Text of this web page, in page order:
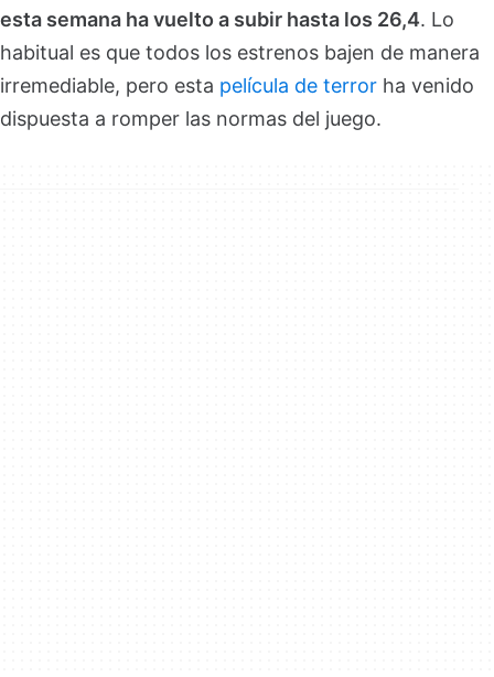
esta semana ha vuelto a subir hasta los 26,4. Lo
habitual es que todos los estrenos bajen de manera
irremediable, pero esta película de terror ha venido
dispuesta a romper las normas del juego.